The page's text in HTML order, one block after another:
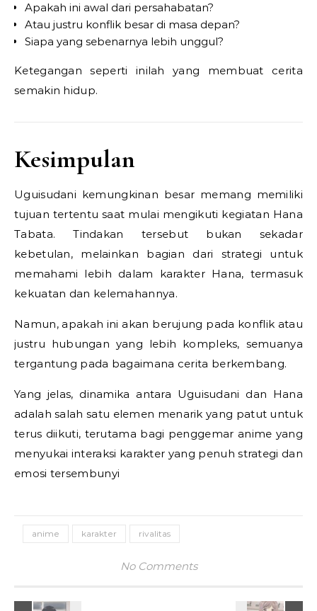
Apakah ini awal dari persahabatan?
Atau justru konflik besar di masa depan?
Siapa yang sebenarnya lebih unggul?
Ketegangan seperti inilah yang membuat cerita
semakin hidup.
Kesimpulan
Uguisudani kemungkinan besar memang memiliki
tujuan tertentu saat mulai mengikuti kegiatan Hana
Tabata. Tindakan tersebut bukan sekadar
kebetulan, melainkan bagian dari strategi untuk
memahami lebih dalam karakter Hana, termasuk
kekuatan dan kelemahannya.
Namun, apakah ini akan berujung pada konflik atau
justru hubungan yang lebih kompleks, semuanya
tergantung pada bagaimana cerita berkembang.
Yang jelas, dinamika antara Uguisudani dan Hana
adalah salah satu elemen menarik yang patut untuk
terus diikuti, terutama bagi penggemar anime yang
menyukai interaksi karakter yang penuh strategi dan
emosi tersembunyi
anime karakter rivalitas
No Comments